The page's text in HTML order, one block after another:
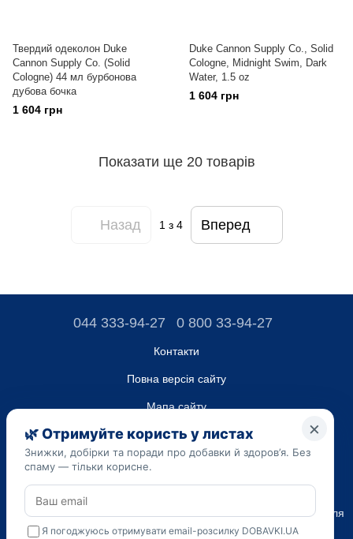
Твердий одеколон Duke
Cannon Supply Co. (Solid
Cologne) 44 мл бурбонова
дубова бочка
1 604 грн
Duke Cannon Supply Co., Solid
Cologne, Midnight Swim, Dark
Water, 1.5 oz
1 604 грн
Показати ще 20 товарів
Назад 1 з 4 Вперед
044 333-94-27 0 800 33-94-27
Контакти
Повна версія сайту
Мапа сайту
ТОВ “ДО ЮА”,
Код ЄДРПОУ 45223262
Дата реєстрації 14.09.2023
Наведена на сайті dobavki.ua інформація носить виключно
Ознайомчий характер. Не використовуйте нашу інформацію для
діагностики та лікування. Тільки ваш Лікуючий лікар може